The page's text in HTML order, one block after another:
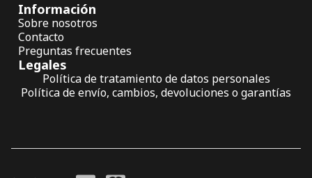
Información
Sobre nosotros
Contacto
Preguntas frecuentes
Legales
Política de tratamiento de datos personales
Política de envío, cambios, devoluciones o garantías